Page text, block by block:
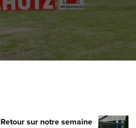
sur notre semaine